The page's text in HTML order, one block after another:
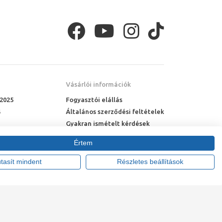
azonban érdemes ki is
közben megemeljük és a tenyerünket felfelé
Vásárlói információk
Fogyasztói elállás
Általános szerződési feltételek
Gyakran ismételt kérdések
Online rendelés menete
Fizetési feltételek
Értem
mindent Részletes beállítások